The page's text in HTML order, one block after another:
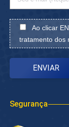
Ao clicar
tratamento dos
Segurança